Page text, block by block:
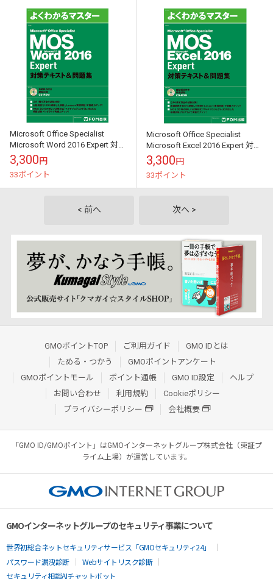
Microsoft Office Specialist
Microsoft Word 2016 Expert 対策
テキスト&問題集
3,300円
33ポイント
Microsoft Office Specialist
Microsoft Excel 2016 Expert 対策
テキスト&問題...
3,300円
33ポイント
< 前へ 次へ >
GMOポイントTOP ご利用ガイド
GMO IDとは
ためる・つかう
GMOポイントアンケート
GMOポイントモール
ポイント通帳 GMO ID設定
ヘルプ
お問い合わせ
利用規約
Cookieポリシー
プライバシーポリシー
会社概要
「GMO ID/GMOポイント」はGMOインターネットグループ株式会社（東証プ
ライム上場）が運営しています。
GMOインターネットグループのセキュリティ事業について
世界初総合ネットセキュリティサービス「GMOセキュリティ24」
パスワード漏洩診断
Webサイトリスク診断
セキュリティ相談AIチャットボット